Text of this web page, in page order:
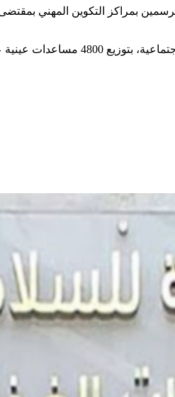
بمراكز التكوين المهني بمقتضى
وقامت مصالح الاتحاد التونسي